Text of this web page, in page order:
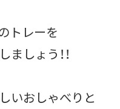
トレーを
しょう！！
いおしゃべりと